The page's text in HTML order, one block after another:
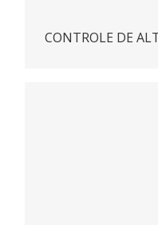
CONTROLE DE